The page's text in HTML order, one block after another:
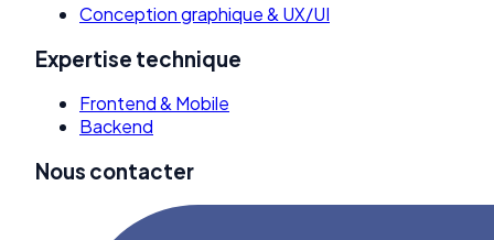
Conception graphique & UX/UI
Expertise technique
Frontend & Mobile
Backend
Nous contacter